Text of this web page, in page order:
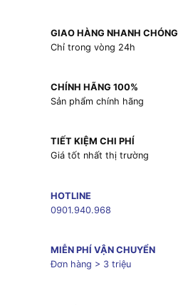
GIAO HÀNG NHANH CHÓNG
Chỉ trong vòng 24h
CHÍNH HÃNG 100%
Sản phẩm chính hãng
TIẾT KIỆM CHI PHÍ
Giá tốt nhất thị trường
HOTLINE
0901.940.968
MIỄN PHÍ VẬN CHUYỂN
Đơn hàng > 3 triệu